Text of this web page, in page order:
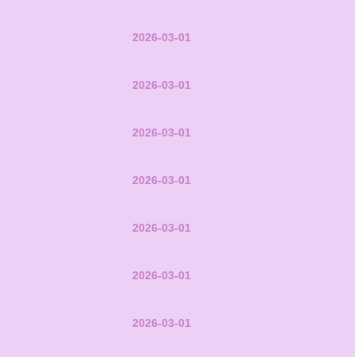
2026-03-01
2026-03-01
2026-03-01
2026-03-01
2026-03-01
2026-03-01
2026-03-01